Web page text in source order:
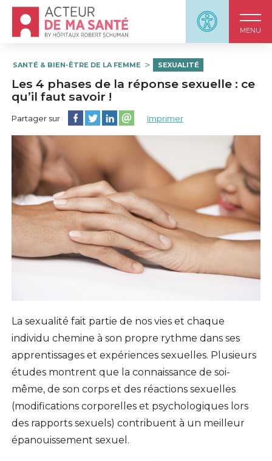
Panneau
MENU
Accueil - Acteur de ma santé, by HôpitauxRobert
SANTÉ & BIEN-ÊTRE DE LA FEMME SEXUALITÉ
Les 4 phases de la réponse sexuelle : ce
qu’il faut savoir !
Partager sur Partager cette page sur Facebook
Partager cette page sur Twitter
Partager cette page sur LinkedIn
Partager cette page sur email
Imprimer
La sexualité fait partie de nos vies et chaque
individu chemine à son propre rythme dans ses
apprentissages et expériences sexuelles. Plusieurs
études montrent que la connaissance de soi-
même, de son corps et des réactions sexuelles
(modifications corporelles et psychologiques lors
des rapports sexuels) contribuent à un meilleur
épanouissement sexuel.